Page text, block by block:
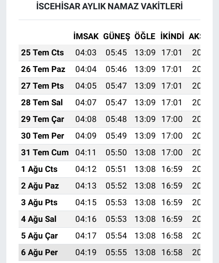
İSCEHİSAR AYLIK NAMAZ VAKITLERI
İMSAK GÜNEŞ ÖĞLE İKINDI AKŞAM
25 Tem Cts
04:03 05:45 13:09 17:01
20:22
26 Tem Paz
04:04 05:46 13:09 17:01
20:22
27 Tem Pts
04:05 05:47 13:09 17:01
20:21
28 Tem Sal
04:07 05:47 13:09 17:01
20:20
29 Tem Çar
04:08 05:48 13:09 17:00
20:19
30 Tem Per
04:09 05:49 13:09 17:00
20:18
31 Tem Cum
04:11 05:50 13:08 17:00
20:17
1 Ağu Cts
04:12 05:51 13:08 16:59
20:16
2 Ağu Paz
04:13 05:52 13:08 16:59
20:15
3 Ağu Pts
04:15 05:53 13:08 16:59
20:14
4 Ağu Sal
04:16 05:53 13:08 16:59
20:13
5 Ağu Çar
04:17 05:54 13:08 16:58
20:12
6 Ağu Per
04:19 05:55 13:08 16:58
20:11